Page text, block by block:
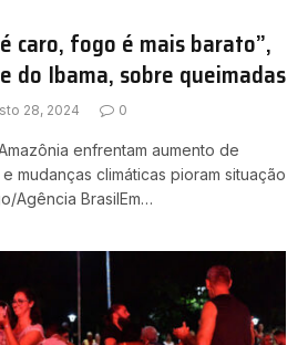
caro, fogo é mais barato”,
do Ibama, sobre queimadas
28, 2024 0
enfrentam aumento de
mudanças climáticas pioram situação
Agência BrasilEm…